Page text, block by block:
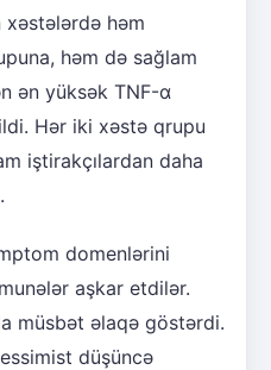
xəstələrdə həm
həm də sağlam
ən yüksək TNF-α
Hər iki xəstə qrupu
iştirakçılardan daha
domenlərini
aşkar etdilər.
müsbət əlaqə göstərdi.
düşüncə